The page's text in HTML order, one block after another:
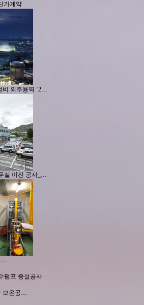
가계약
비 외주용역 ‘2…
실 이전 공사_…
…
펌프 증설공사
보온공…